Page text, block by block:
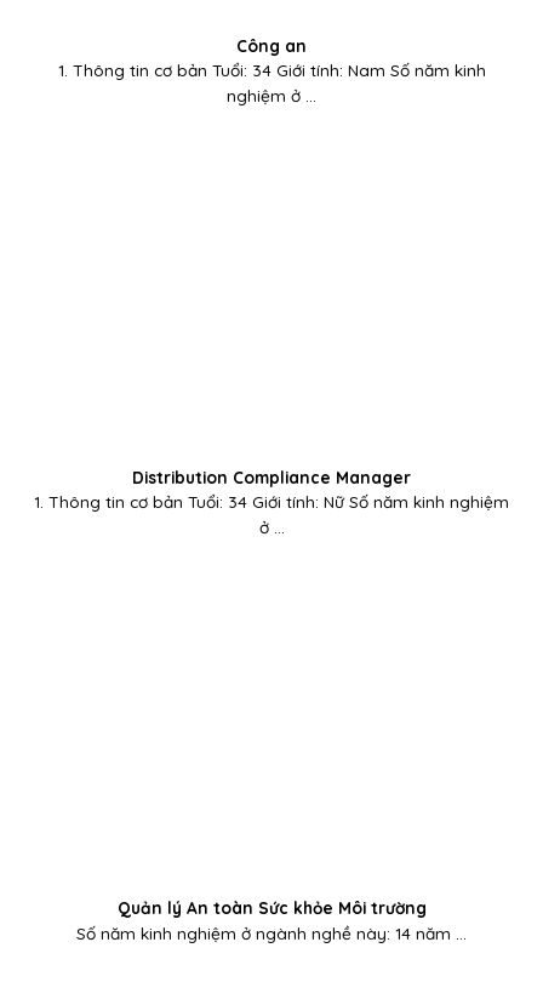
Công an
1. Thông tin cơ bản Tuổi: 34 Giới tính: Nam Số năm kinh
nghiệm ở ...
Distribution Compliance Manager
1. Thông tin cơ bản Tuổi: 34 Giới tính: Nữ Số năm kinh nghiệm
ở ...
Quản lý An toàn Sức khỏe Môi trường
Số năm kinh nghiệm ở ngành nghề này: 14 năm ...